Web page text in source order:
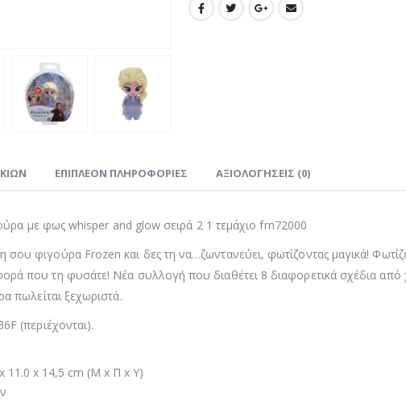
ΕΠΙΠΛΈΟΝ ΠΛΗΡΟΦΟΡΊΕΣ ΑΞΙΟΛΟΓΉΣΕΙΣ (0)
με φως whisper and glow σειρά 2 1 τεμάχιο frn72000
φιγούρα Frozen και δες τη να…ζωντανεύει, φωτίζοντας μαγικά!
που τη φυσάτε! Νέα συλλογή που διαθέτει 8 διαφορετικά σχέδια από
πωλείται ξεχωριστά.
(περιέχονται).
x 11.0 x 14,5 cm (Μ x Π x Υ)